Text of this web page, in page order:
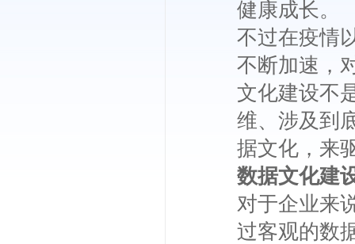
健康成长。
不过在疫情
不断加速，
文化建设不
维、涉及到
据文化，来
数据文化建
对于企业来
过客观的数